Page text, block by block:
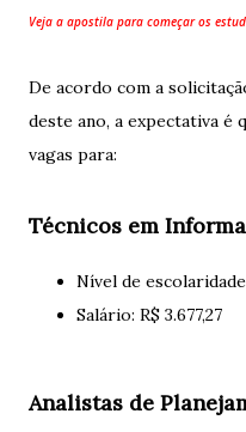
Veja a apostila para começar os
De acordo com a
deste ano, a expectativa é
vagas para:
Técnicos em
Nível de
Salário: R$ 3.677,27
Analistas de